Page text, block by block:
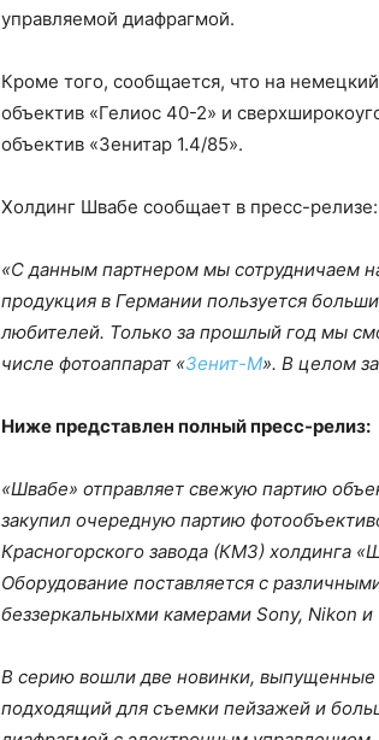
управляемой диафрагмой.
Кроме того, сообщается, что на
объектив «Гелиос 40-2» и
объектив «Зенитар 1.4/85».
Холдинг Швабе сообщает в пресс-релизе:
«С данным партнером мы сотрудничаем
продукция в Германии пользуется
любителей. Только за прошлый год мы
числе фотоаппарат «Зенит-М». В целом
Ниже представлен полный пресс-релиз:
«Швабе» отправляет свежую партию
закупил очередную партию
Красногорского завода (КМЗ) холдинга
Оборудование поставляется с
беззеркальныхми камерами Sony, Nikon и
В серию вошли две новинки,
подходящий для съемки пейзажей и